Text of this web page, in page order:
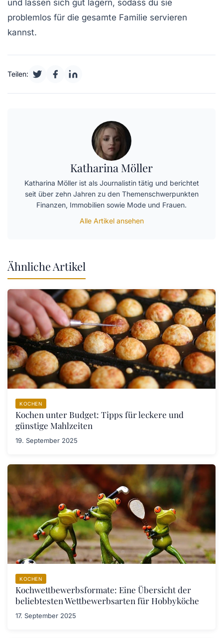
und lassen sich gut lagern, sodass du sie
problemlos für die gesamte Familie servieren
kannst.
Teilen:
Katharina Möller
Katharina Möller ist als Journalistin tätig und berichtet
seit über zehn Jahren zu den Themenschwerpunkten
Finanzen, Immobilien sowie Mode und Frauen.
Alle Artikel ansehen
Ähnliche Artikel
KOCHEN
Kochen unter Budget: Tipps für leckere und
günstige Mahlzeiten
19. September 2025
KOCHEN
Kochwettbewerbsformate: Eine Übersicht der
beliebtesten Wettbewerbsarten für Hobbyköche
17. September 2025